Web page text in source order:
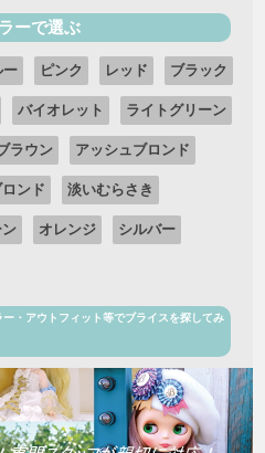
ーで選ぶ
ー ピンク レッド ブラック
バイオレット ライトグリーン
ラウン アッシュブロンド
ンド 淡いむらさき
オレンジ シルバー
・アウトフィット等でブライスを探してみ